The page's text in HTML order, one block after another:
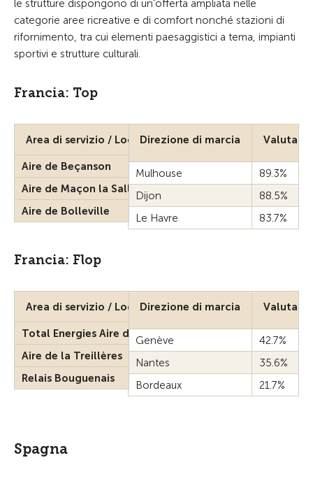
le strutture dispongono di un’offerta ampliata nelle
categorie aree ricreative e di comfort nonché stazioni di
rifornimento, tra cui elementi paesaggistici a tema, impianti
sportivi e strutture culturali.
Francia: Top
Direzione di marcia
Mulhouse
89.3%
Dijon
88.5%
Le Havre
83.7%
Area di servizio / Località
Aire de Beçanson
Aire de Maçon la Salle
Aire de Bolleville
Francia: Flop
Direzione di marcia
Genève
42.7%
Nantes
35.6%
Bordeaux
21.7%
Area di servizio / Località
Total Energies Aire de Communay Sud
Aire de la Treillères
Relais Bouguenais
Spagna